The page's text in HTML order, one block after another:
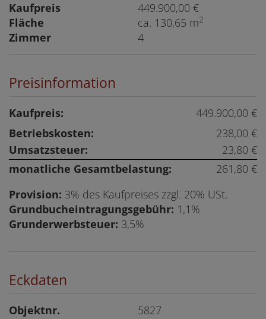
Kaufpreis
449.900,00 €
Fläche
ca. 130,65 m2
Zimmer 4
Preisinformation
Kaufpreis:
449.900,00 €
Betriebskosten:
238,00 €
Umsatzsteuer:
23,80 €
monatliche Gesamtbelastung:
261,80 €
Provision: 3% des Kaufpreises zzgl. 20% USt.
Grundbucheintragungsgebühr: 1,1%
Grunderwerbsteuer: 3,5%
Eckdaten
Objektnr.
5827